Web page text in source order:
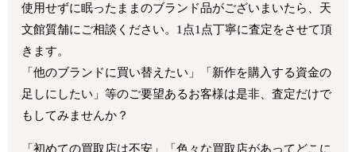
使用せずに眠ったままのブランド品がございまいたら、天
文館質舗にご相談ください。1点1点丁寧に査定をさせて頂
きます。
「他のブランドに買い替えたい」「新作を購入する資金の
足しにしたい」等のご要望あるお客様は是非、査定だけで
もしてみませんか？
「初めての買取店は不安」「色々な買取店があってどこに